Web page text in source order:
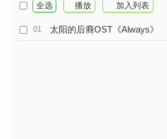
全选 播放 加入列表
01 太阳的后裔OST《Always》